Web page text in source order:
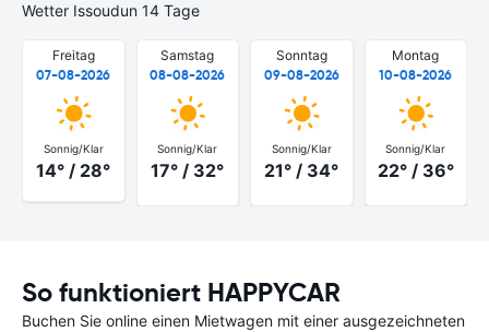
Wetter Issoudun 14 Tage
Freitag
07-08-2026
Sonnig/Klar
14° / 28°
Samstag
08-08-2026
Sonnig/Klar
17° / 32°
Sonntag
09-08-2026
Sonnig/Klar
21° / 34°
Montag
10-08-2026
Sonnig/Klar
22° / 36°
So funktioniert HAPPYCAR
Buchen Sie online einen Mietwagen mit einer ausgezeichneten